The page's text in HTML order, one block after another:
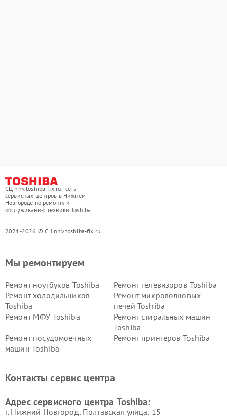
СЦ nnv.toshiba-fix.ru - сеть
сервисных центров в Нижнем
Новгороде по ремонту и
обслуживанию техники Toshiba
2021-2026 © СЦ nnv.toshiba-fix.ru
Мы ремонтируем
Ремонт ноутбуков Toshiba
Ремонт телевизоров Toshiba
Ремонт холодильников
Toshiba
Ремонт микроволновых
печей Toshiba
Ремонт МФУ Toshiba
Ремонт стиральных машин
Toshiba
Ремонт посудомоечных
машин Toshiba
Ремонт принтеров Toshiba
Контакты сервис центра
Адрес сервисного центра Toshiba:
г. Нижний Новгород, Полтавская улица, 15